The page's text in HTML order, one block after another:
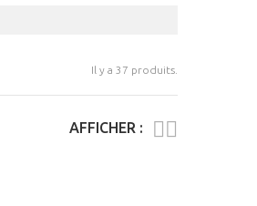
Il y a 37 produits.
AFFICHER :